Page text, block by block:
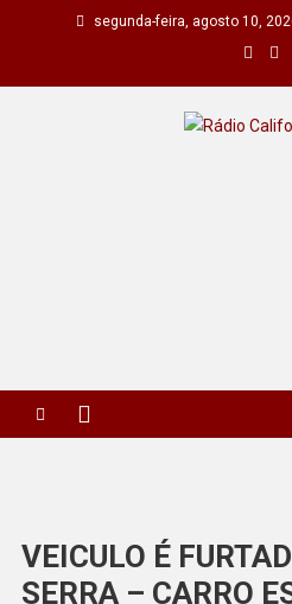
segunda-feira, agosto 10,
VEICULO É
SERRA – CARRO